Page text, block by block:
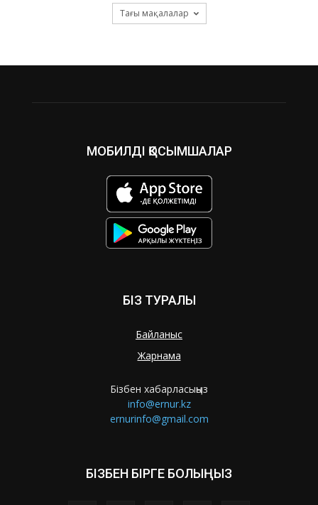
Тағы мақалалар
МОБИЛДІ ҚОСЫМШАЛАР
БІЗ ТУРАЛЫ
Байланыс
Жарнама
Бізбен хабарласыңыз
info@ernur.kz
ernurinfo@gmail.com
БІЗБЕН БІРГЕ БОЛЫҢЫЗ